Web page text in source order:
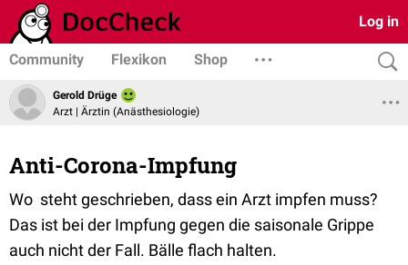
Log in
Community Flexikon Shop
Gerold Drüge
Arzt | Ärztin (Anästhesiologie)
Anti-Corona-Impfung
Wo steht geschrieben, dass ein Arzt impfen muss?
Das ist bei der Impfung gegen die saisonale Grippe
auch nicht der Fall. Bälle flach halten.